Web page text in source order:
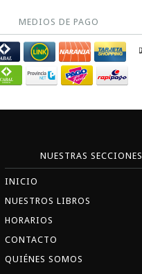
MEDIOS DE PAGO
NUESTRAS SECCIONES
INICIO
NUESTROS LIBROS
HORARIOS
CONTACTO
QUIÉNES SOMOS